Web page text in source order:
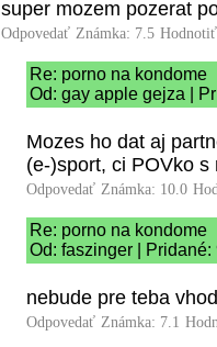
super mozem pozerat
Odpovedať Známka: 7.5
Re: porno na kondome
Od: gay apple gejza |
Mozes ho dat aj
(e-)sport, ci POVko
Odpovedať Známka: 10.0
Re: porno na kondome
Od: faszinger | Pridané:
nebude pre teba
Odpovedať Známka: 7.1